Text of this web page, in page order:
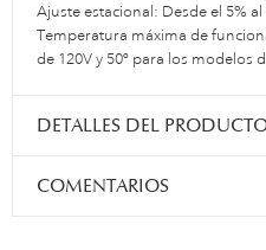
Ajuste estacional: Desde el 5% al
Temperatura máxima de
de 120V y 50º para los modelos
DETALLES DEL
COMENTARIOS